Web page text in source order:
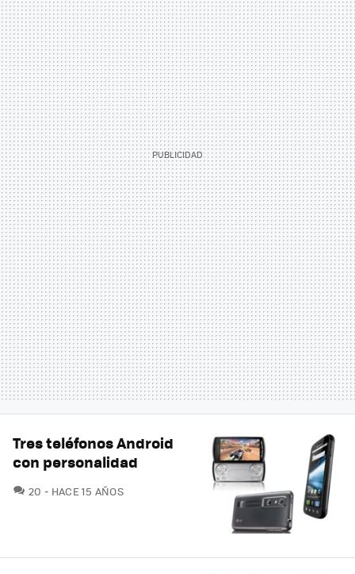
Tres teléfonos Android
con personalidad
20 COMENTARIOS
HACE 15 AÑOS